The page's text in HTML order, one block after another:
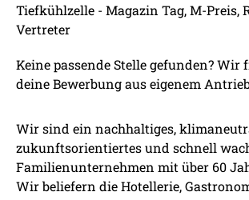
Tiefkühlzelle - Magazin Tag, M-Preis,
Vertreter
Keine passende Stelle gefunden? Wir
deine Bewerbung aus eigenem
Wir sind ein nachhaltiges,
zukunftsorientiertes und schnell
Familienunternehmen mit über 60
Wir beliefern die Hotellerie,